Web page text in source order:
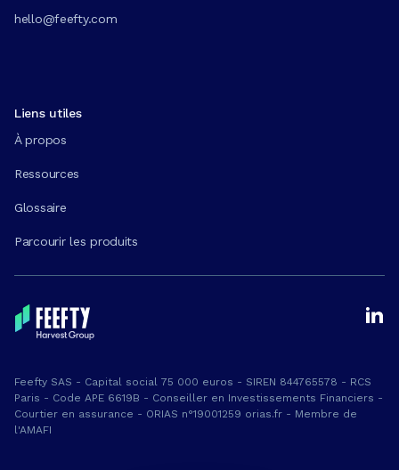
hello@feefty.com
Liens utiles
À propos
Ressources
Glossaire
Parcourir les produits
Feefty SAS - Capital social 75 000 euros - SIREN 844765578 - RCS
Paris - Code APE 6619B - Conseiller en Investissements Financiers -
Courtier en assurance - ORIAS n°19001259 orias.fr - Membre de
l'AMAFI